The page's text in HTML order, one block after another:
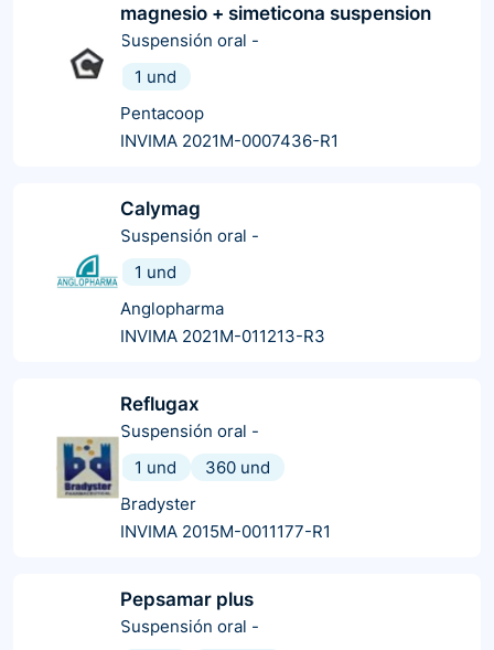
magnesio + simeticona suspension
Suspensión oral -
1 und
Pentacoop
INVIMA 2021M-0007436-R1
Calymag
Suspensión oral -
1 und
Anglopharma
INVIMA 2021M-011213-R3
Reflugax
Suspensión oral -
1 und
360 und
Bradyster
INVIMA 2015M-0011177-R1
Pepsamar plus
Suspensión oral -